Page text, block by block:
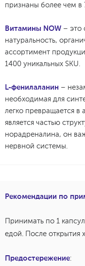
признаны более чем в
Витамины NOW – это
натуральность,
ассортимент
1400 уникальных SKU.
L-фенилаланин –
необходимая для
легко превращается в
является частью
норадреналина, он
нервной системы.
Рекомендации по
Принимать по 1
едой. После открытия
Предостережение: